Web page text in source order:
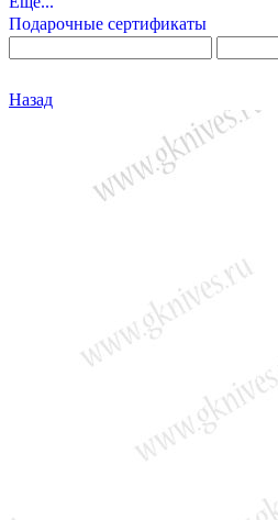
Подарочные сертификаты
Назад